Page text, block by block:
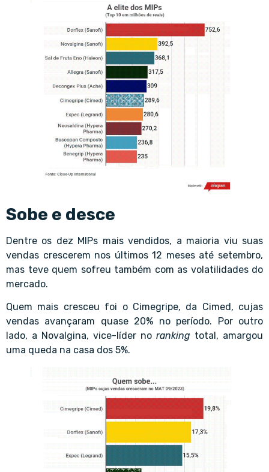
Sobe e desce
Dentre os dez MIPs mais vendidos, a maioria viu suas
vendas crescerem nos últimos 12 meses até setembro,
mas teve quem sofreu também com as volatilidades do
mercado.
Quem mais cresceu foi o Cimegripe, da Cimed, cujas
vendas avançaram quase 20% no período. Por outro
lado, a Novalgina, vice-líder no ranking total, amargou
uma queda na casa dos 5%.